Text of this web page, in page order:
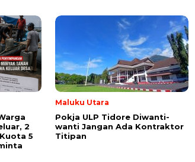
2
5
Maluku Utara
Pokja ULP Tidore Diwanti-
wanti Jangan Ada Kontraktor
Titipan